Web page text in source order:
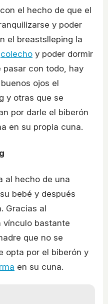
el hecho de que el
y poder
el breastslleping la
colecho y poder dormir
pasar con todo, hay
ojos el
y otras que se
por darle el biberón
en su propia cuna.
al hecho de una
bebé y después
Gracias al
vínculo bastante
que no se
opta por el biberón y
en su cuna.